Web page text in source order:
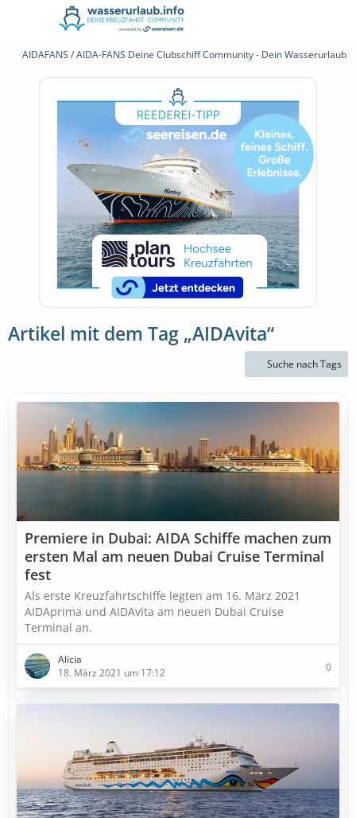
AIDAFANS / AIDA-FANS Deine Clubschiff Community - Dein Wasserurlaub
Artikel mit dem Tag „AIDAvita“
Suche nach Tags
Premiere in Dubai: AIDA Schiffe machen zum
ersten Mal am neuen Dubai Cruise Terminal
fest
Als erste Kreuzfahrtschiffe legten am 16. März 2021
AIDAprima und AIDAvita am neuen Dubai Cruise
Terminal an.
Alicia
18. März 2021 um 17:12
0